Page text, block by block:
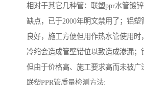
相对于其它几种管：联塑ppr水管镀
缺点，已于2000年明文禁用了；铝
良好，施工方便但用作热水管使用时
冷缩会造成管壁错位以致造成渗漏；
但由于价格高、施工要求高而未被广
联塑PPR管质量检测方法;